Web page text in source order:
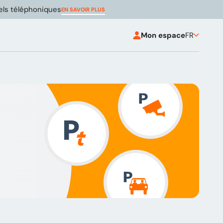
téléphoniquesEN SAVOIR PLUS
Mon espaceFR